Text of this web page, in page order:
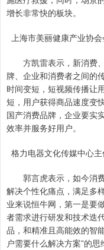
增长非常快的板块。
上海市美丽健康产业协
方凯雷表示，新消费、
牌、企业和消费者之间的
时间变短，短视频传播让
短，用户获得商品速度变
国产消费品牌，企业要实
效率并服务好用户。
格力电器文化传媒中心主
郭言虎表示，如今消费
解决个性化痛点，满足多
业来说恒牛网，第一是要
者需求进行研发和技术迭
品，和精准且高能效的智
户需要什么解决方案”的思